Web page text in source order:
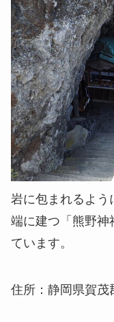
岩に包まれるよう
端に建つ「熊野神
ています。
住所：静岡県賀茂